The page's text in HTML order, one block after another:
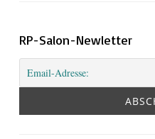
RP-Salon-Newletter